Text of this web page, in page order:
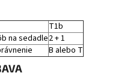
T1b
na sedadle2 + 1
B alebo T